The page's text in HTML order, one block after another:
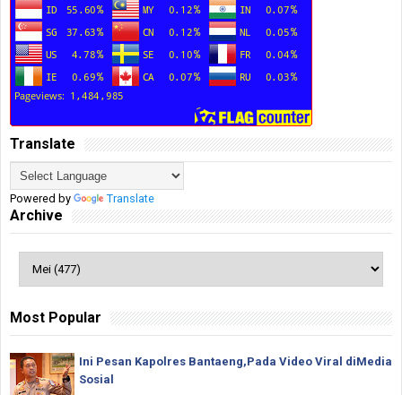
Translate
Powered by Translate
Archive
Most Popular
Ini Pesan Kapolres Bantaeng,Pada Video Viral diMedia
Sosial